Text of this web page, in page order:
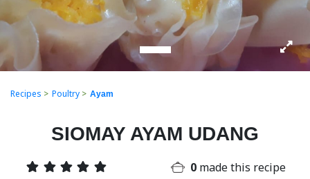
Recipes > Poultry > Ayam
SIOMAY AYAM UDANG
0 made this recipe